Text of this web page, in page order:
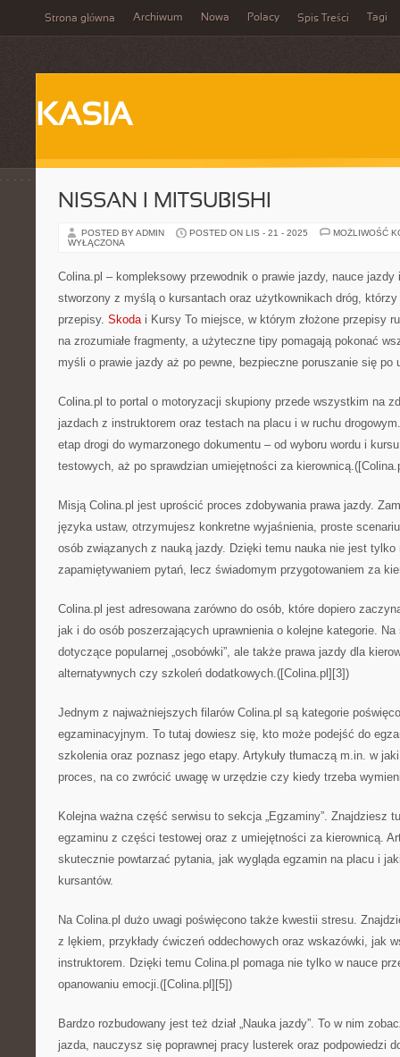
Strona główna Archiwum Nowa Polacy Spis Treści Tagi
KASIA
NISSAN I MITSUBISHI
POSTED BY ADMIN POSTED ON LIS - 21 - 2025
MOŻLIWOŚĆ
WYŁĄCZONA
Colina.pl – kompleksowy przewodnik o prawie jazdy, nauce jazdy
stworzony z myślą o kursantach oraz użytkownikach dróg,
przepisy. Skodai Kursy To miejsce, w którym złożone przepisy
na zrozumiałe fragmenty, a użyteczne tipy pomagają pokonać
myśli o prawie jazdy aż po pewne, bezpieczne poruszanie się po
Colina.pl to portal o motoryzacji skupiony przede wszystkim na
jazdach z instruktorem oraz testach na placu i w ruchu
etap drogi do wymarzonego dokumentu – od wyboru wordu i
testowych, aż po sprawdzian umiejętności za
Misją Colina.pl jest uprościć proces zdobywania prawa jazdy.
języka ustaw, otrzymujesz konkretne wyjaśnienia, proste
osób związanych z nauką jazdy. Dzięki temu nauka nie jest tylko
zapamiętywaniem pytań, lecz świadomym przygotowaniem za
Colina.pl jest adresowana zarówno do osób, które dopiero
jak i do osób poszerzających uprawnienia o kolejne kategorie.
dotyczące popularnej „osobówki”, ale także prawa jazdy dla
alternatywnych czy szkoleń dodatkowych.([Colina.pl][3])
Jednym z najważniejszych filarów Colina.pl są kategorie
egzaminacyjnym. To tutaj dowiesz się, kto może podejść do
szkolenia oraz poznasz jego etapy. Artykuły tłumaczą m.in. w
proces, na co zwrócić uwagę w urzędzie czy kiedy trzeba
Kolejna ważna część serwisu to sekcja „Egzaminy”. Znajdziesz
egzaminu z części testowej oraz z umiejętności za kierownicą.
skutecznie powtarzać pytania, jak wygląda egzamin na placu i
kursantów.
Na Colina.pl dużo uwagi poświęcono także kwestii stresu.
z lękiem, przykłady ćwiczeń oddechowych oraz wskazówki, jak
instruktorem. Dzięki temu Colina.pl pomaga nie tylko w nauce
opanowaniu emocji.([Colina.pl][5])
Bardzo rozbudowany jest też dział „Nauka jazdy”. To w nim
jazda, nauczysz się poprawnej pracy lusterek oraz podpowiedzi